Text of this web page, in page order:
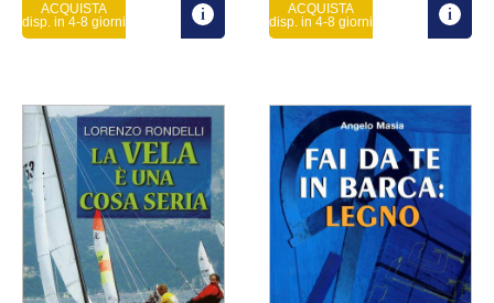
ACQUISTA
disp. in 4-8 giorni
ACQUISTA
disp. in 4-8 giorni